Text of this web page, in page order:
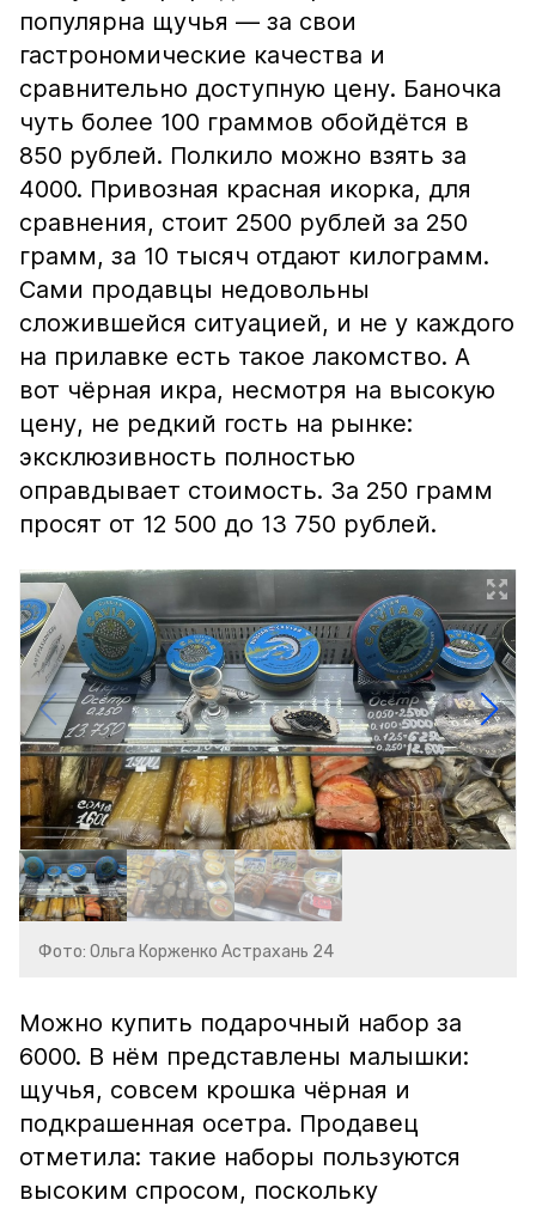
популярна щучья — за свои
гастрономические качества и
сравнительно доступную цену. Баночка
чуть более 100 граммов обойдётся в
850 рублей. Полкило можно взять за
4000. Привозная красная икорка, для
сравнения, стоит 2500 рублей за 250
грамм, за 10 тысяч отдают килограмм.
Сами продавцы недовольны
сложившейся ситуацией, и не у каждого
на прилавке есть такое лакомство. А
вот чёрная икра, несмотря на высокую
цену, не редкий гость на рынке:
эксклюзивность полностью
оправдывает стоимость. За 250 грамм
просят от 12 500 до 13 750 рублей.
Фото: Ольга Корженко Астрахань 24
Можно купить подарочный набор за
6000. В нём представлены малышки:
щучья, совсем крошка чёрная и
подкрашенная осетра. Продавец
отметила: такие наборы пользуются
высоким спросом, поскольку